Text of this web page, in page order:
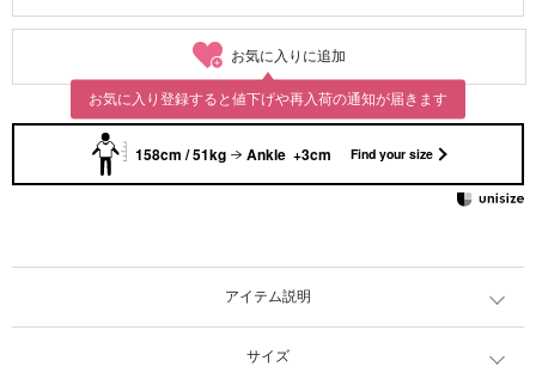
お気に入りに追加
お気に入り登録すると値下げや再入荷の通知が届きます
158cm / 51kg Ankle +3cm Find your size
アイテム説明
サイズ